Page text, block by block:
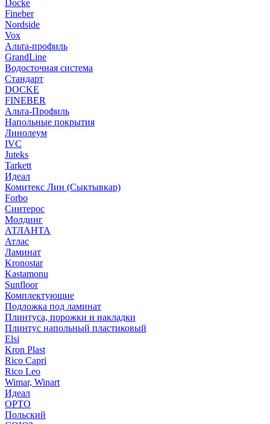
Docke
Fineber
Nordside
Vox
Альта-профиль
GrandLine
Водосточная система
Стандарт
DOCKE
FINEBER
Альта-Профиль
Напольные покрытия
Линолеум
IVC
Juteks
Tarkett
Идеал
Комитекс Лин (Сыктывкар)
Forbo
Синтерос
Молдинг
АТЛАНТА
Атлас
Ламинат
Kronostar
Kastamonu
Sunfloor
Комплектующие
Подложка под ламинат
Плинтуса, порожки и накладки
Плинтус напольный пластиковый
Elsi
Kron Plast
Rico Capri
Rico Leo
Wimar, Winart
Идеал
ОРТО
Польский